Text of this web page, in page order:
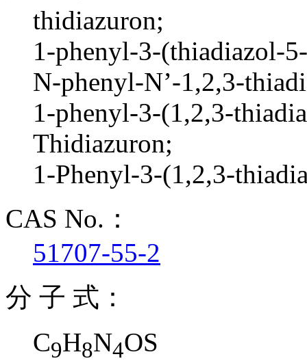
thidiazuron;
1-phenyl-3-(thiadiazol-
N-phenyl-N’-1,2,3-
1-phenyl-3-(1,2,3-
Thidiazuron;
1-Phenyl-3-(1,2,3-
CAS No.：
51707-55-2
分 子 式：
C9H8N4OS